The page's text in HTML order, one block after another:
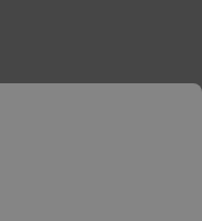
Comida a Domicilio -